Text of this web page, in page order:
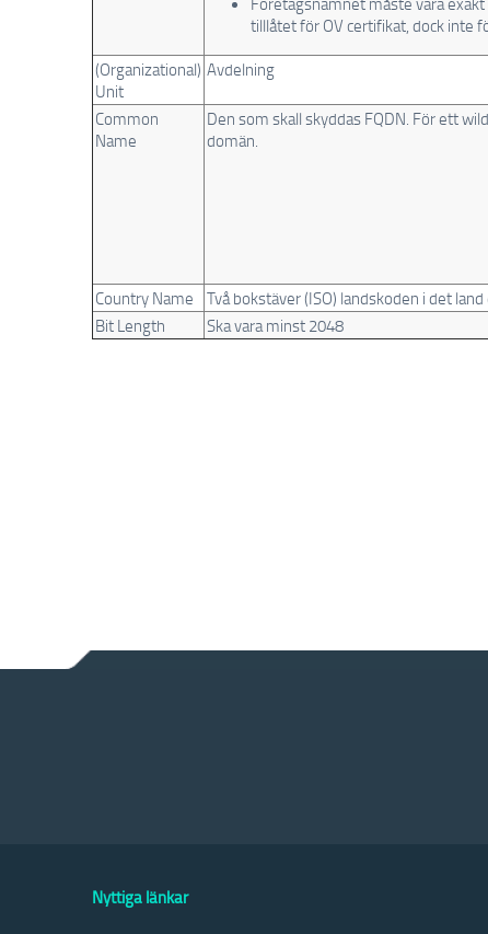
tilllåtet för OV certifikat, dock inte
(Organizational)
Unit
Avdelning
Common
Name
Den som skall skyddas FQDN. För ett
domän.
Country Name
Två bokstäver (ISO) landskoden i det
Bit Length
Ska vara minst 2048
Nyttiga länkar